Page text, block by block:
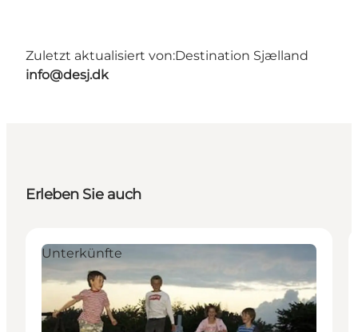
Zuletzt aktualisiert von:Destination Sjælland
info@desj.dk
Erleben Sie auch
Unterkünfte